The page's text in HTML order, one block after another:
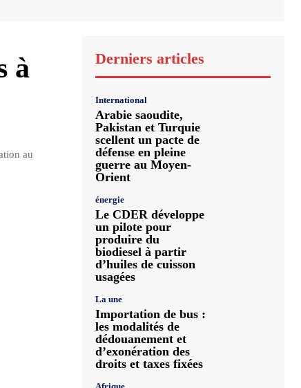
à
au
Derniers articles
International
Arabie saoudite,
Pakistan et Turquie
scellent un pacte de
défense en pleine
guerre au Moyen-
Orient
énergie
Le CDER développe
un pilote pour
produire du
biodiesel à partir
d’huiles de cuisson
usagées
La une
Importation de bus :
les modalités de
dédouanement et
d’exonération des
droits et taxes fixées